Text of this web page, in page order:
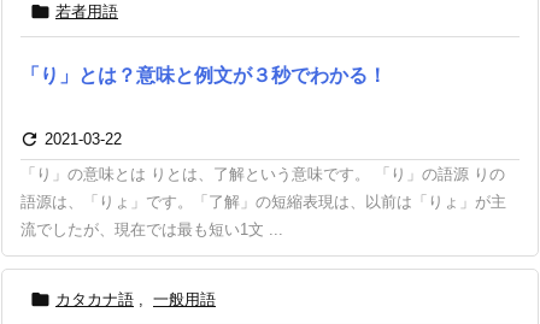
 若者用語
「り」とは？意味と例文が３秒でわかる！
 2021-03-22
「り」の意味とは りとは、了解という意味です。 「り」の語源 りの
語源は、「りょ」です。「了解」の短縮表現は、以前は「りょ」が主
流でしたが、現在では最も短い1文 ...
 カタカナ語 , 一般用語